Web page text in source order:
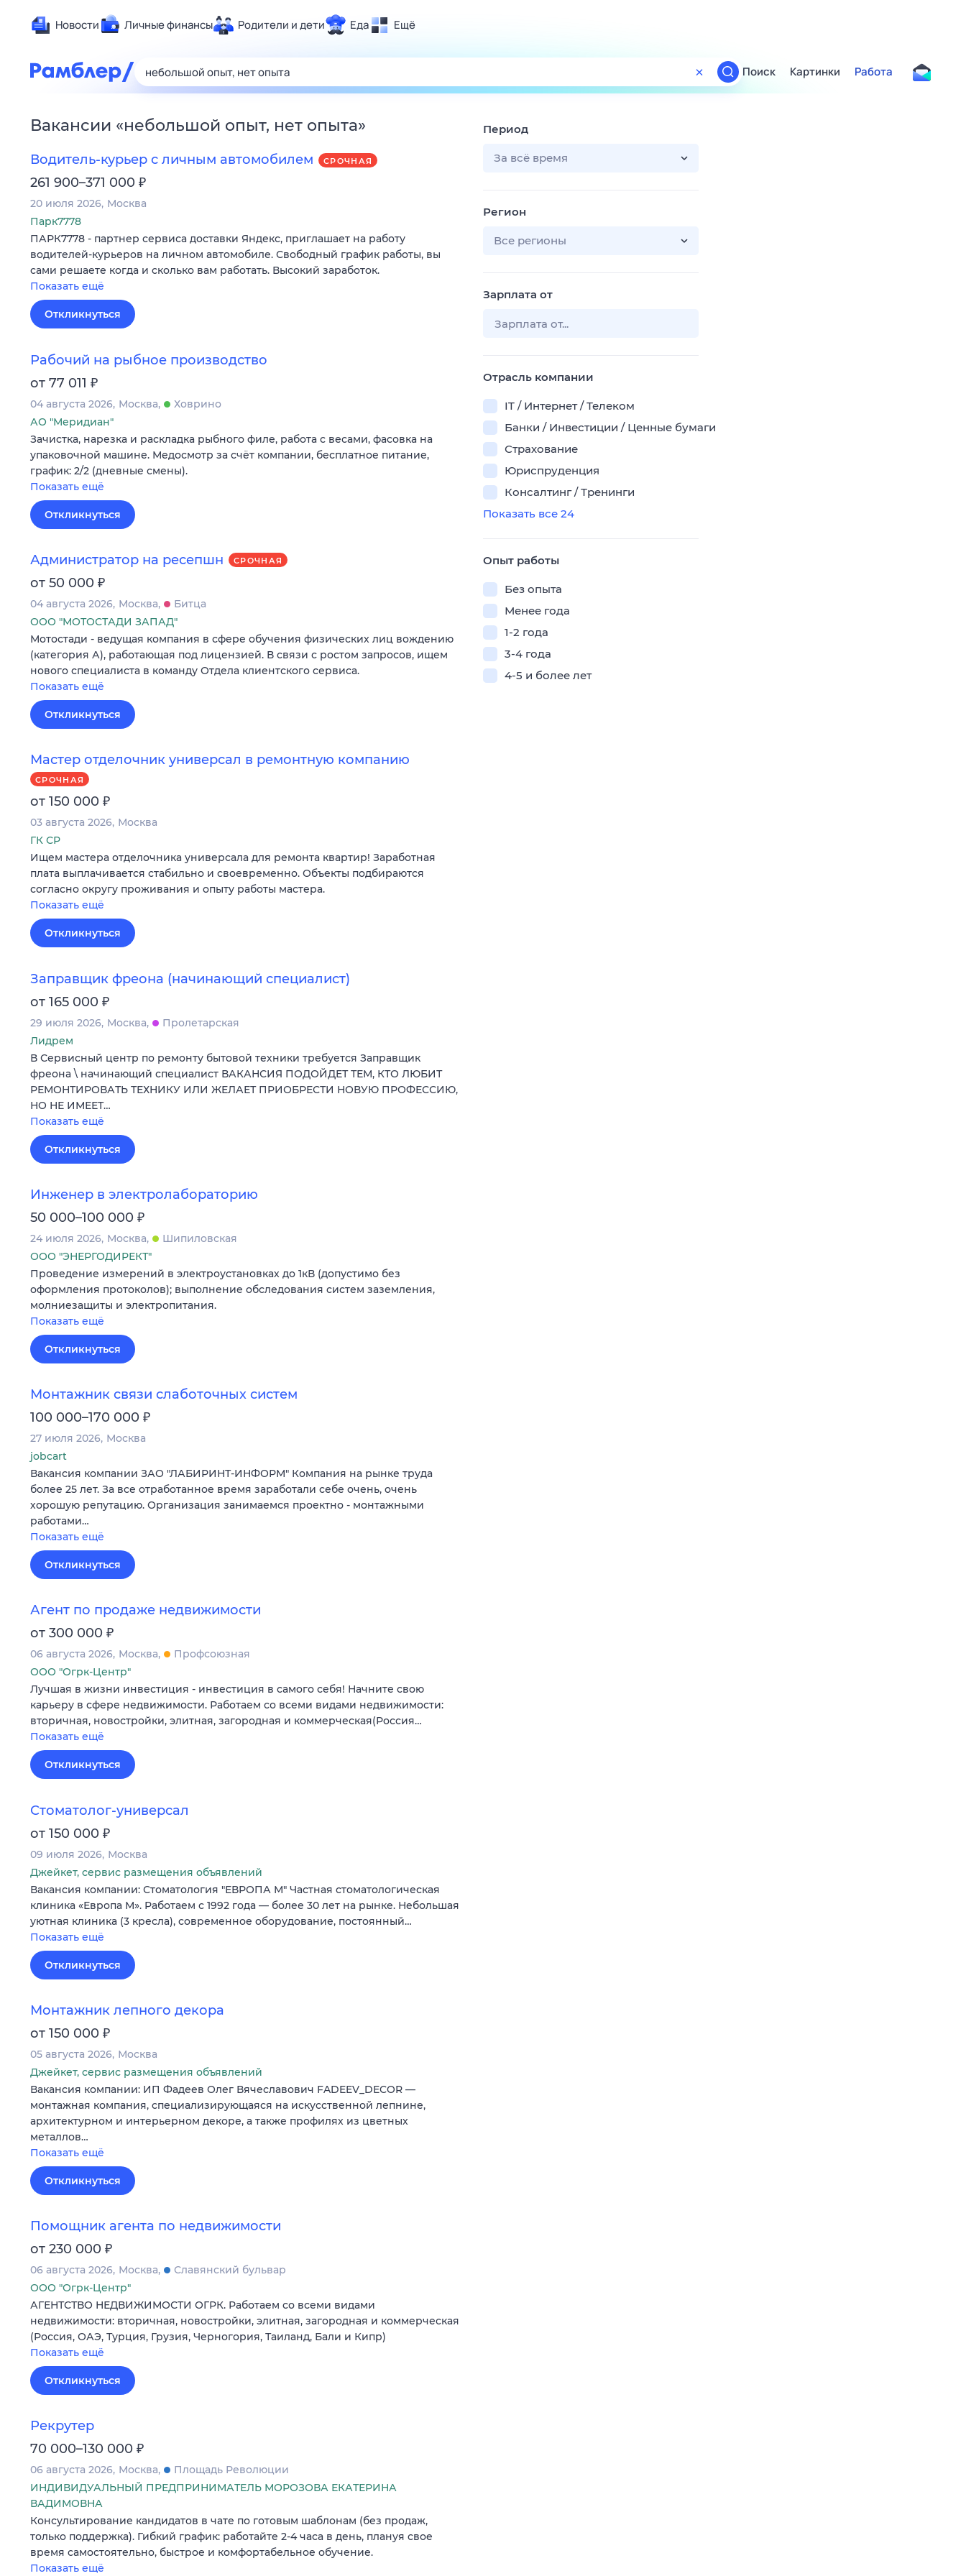
Новости Личные финансы Родители и дети Еда Ещё
Здоровье
Развлечения и отдых
Спорт
Карьера
Сберегаем вместе
Гороскопы
Поиск
ТВ-программа
Поиск Картинки Работа
Вакансии «небольшой опыт, нет опыта»
Водитель-курьер с личным автомобилем СРОЧНАЯ
261 900–371 000 ₽
20 июля 2026 Москва
Парк7778
ПАРК7778 - партнер сервиса доставки Яндекс, приглашает на работу
водителей-курьеров на личном автомобиле. Свободный график работы, вы
сами решаете когда и сколько вам работать. Высокий заработок.
Показать ещё
Откликнуться
Рабочий на рыбное производство
от 77 011 ₽
04 августа 2026 Москва
Ховрино
АО "Меридиан"
Зачистка, нарезка и раскладка рыбного филе, работа с весами, фасовка на
упаковочной машине. Медосмотр за счёт компании, бесплатное питание,
график: 2/2 (дневные смены).
Показать ещё
Откликнуться
Администратор на ресепшн СРОЧНАЯ
от 50 000 ₽
04 августа 2026 Москва
Битца
ООО "МОТОСТАДИ ЗАПАД"
Мотостади - ведущая компания в сфере обучения физических лиц вождению
(категория А), работающая под лицензией. В связи с ростом запросов, ищем
нового специалиста в команду Отдела клиентского сервиса.
Показать ещё
Откликнуться
Мастер отделочник универсал в ремонтную компанию
СРОЧНАЯ
от 150 000 ₽
03 августа 2026 Москва
ГК СР
Ищем мастера отделочника универсала для ремонта квартир! Заработная
плата выплачивается стабильно и своевременно. Объекты подбираются
согласно округу проживания и опыту работы мастера.
Показать ещё
Откликнуться
Заправщик фреона (начинающий специалист)
от 165 000 ₽
29 июля 2026 Москва
Пролетарская
Лидрем
В Сервисный центр по ремонту бытовой техники требуется Заправщик
фреона \ начинающий специалист ВАКАНСИЯ ПОДОЙДЕТ ТЕМ, КТО ЛЮБИТ
РЕМОНТИРОВАТЬ ТЕХНИКУ ИЛИ ЖЕЛАЕТ ПРИОБРЕСТИ НОВУЮ ПРОФЕССИЮ,
НО НЕ ИМЕЕТ…
Показать ещё
Откликнуться
Инженер в электролабораторию
50 000–100 000 ₽
24 июля 2026 Москва
Шипиловская
ООО "ЭНЕРГОДИРЕКТ"
Проведение измерений в электроустановках до 1кВ (допустимо без
оформления протоколов); выполнение обследования систем заземления,
молниезащиты и электропитания.
Показать ещё
Откликнуться
Монтажник связи слаботочных систем
100 000–170 000 ₽
27 июля 2026 Москва
jobcart
Вакансия компании ЗАО "ЛАБИРИНТ-ИНФОРМ" Компания на рынке труда
более 25 лет. За все отработанное время заработали себе очень, очень
хорошую репутацию. Организация занимаемся проектно - монтажными
работами…
Показать ещё
Откликнуться
Агент по продаже недвижимости
от 300 000 ₽
06 августа 2026 Москва
Профсоюзная
ООО "Огрк-Центр"
Лучшая в жизни инвестиция - инвестиция в самого себя! Начните свою
карьеру в сфере недвижимости. Работаем со всеми видами недвижимости:
вторичная, новостройки, элитная, загородная и коммерческая(Россия…
Показать ещё
Откликнуться
Стоматолог-универсал
от 150 000 ₽
09 июля 2026 Москва
Джейкет, сервис размещения объявлений
Вакансия компании: Стоматология "ЕВРОПА М" Частная стоматологическая
клиника «Европа М». Работаем с 1992 года — более 30 лет на рынке. Небольшая
уютная клиника (3 кресла), современное оборудование, постоянный…
Показать ещё
Откликнуться
Монтажник лепного декора
от 150 000 ₽
05 августа 2026 Москва
Джейкет, сервис размещения объявлений
Вакансия компании: ИП Фадеев Олег Вячеславович FADEEV_DECOR —
монтажная компания, специализирующаяся на искусственной лепнине,
архитектурном и интерьерном декоре, а также профилях из цветных
металлов…
Показать ещё
Откликнуться
Помощник агента по недвижимости
от 230 000 ₽
06 августа 2026 Москва
Славянский бульвар
ООО "Огрк-Центр"
АГЕНТСТВО НЕДВИЖИМОСТИ ОГРК. Работаем со всеми видами
недвижимости: вторичная, новостройки, элитная, загородная и коммерческая
(Россия, ОАЭ, Турция, Грузия, Черногория, Таиланд, Бали и Кипр)
Показать ещё
Откликнуться
Рекрутер
70 000–130 000 ₽
06 августа 2026 Москва
Площадь Революции
ИНДИВИДУАЛЬНЫЙ ПРЕДПРИНИМАТЕЛЬ МОРОЗОВА ЕКАТЕРИНА
ВАДИМОВНА
Консультирование кандидатов в чате по готовым шаблонам (без продаж,
только поддержка). Гибкий график: работайте 2-4 часа в день, плануя свое
время самостоятельно, быстрое и комфортабельное обучение.
Показать ещё
Период
За всё время
Регион
Все регионы
Зарплата от
Отрасль компании
IT / Интернет / Телеком
Банки / Инвестиции / Ценные бумаги
Страхование
Юриспруденция
Консалтинг / Тренинги
Показать все 24
Опыт работы
Без опыта
Менее года
1-2 года
3-4 года
4-5 и более лет